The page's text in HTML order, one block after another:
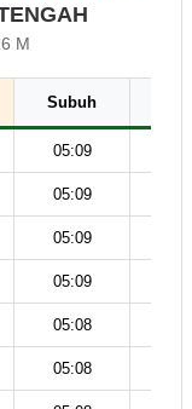
M
Subuh
05:09
05:09
05:09
05:09
05:08
05:08